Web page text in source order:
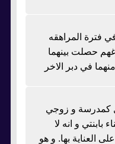
فترة المراهقه
حصلت بينهما
في دبر الاخر
كمدرسة و زوجي
و انه لا
العناية بها. و هو